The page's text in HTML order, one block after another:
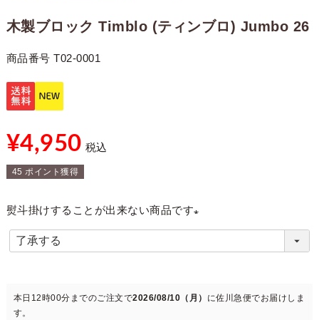
木製ブロック Timblo (ティンブロ) Jumbo 26
商品番号 T02-0001
¥4,950 税込
45 ポイント獲得
熨斗掛けすることが出来ない商品です
必
)
本日 12時00分 までのご注文で2026/08/10（月） に佐川急便でお届けしま
す。